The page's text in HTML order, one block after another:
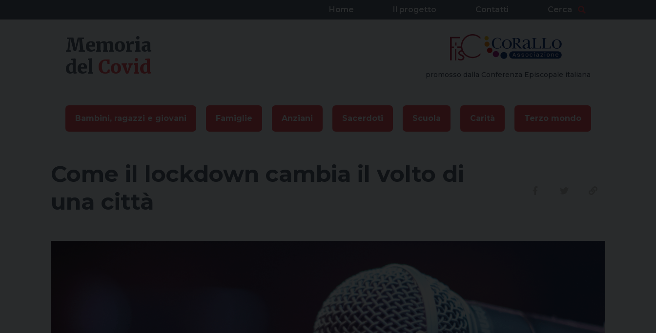
to
Home Il progetto Contatti Cerca
Memoria
del Covid promosso dalla Conferenza Episcopale italiana
Bambini, ragazzi e giovani Famiglie Anziani Sacerdoti Scuola Carità Terzo mondo
Come il lockdown cambia il volto di
una città